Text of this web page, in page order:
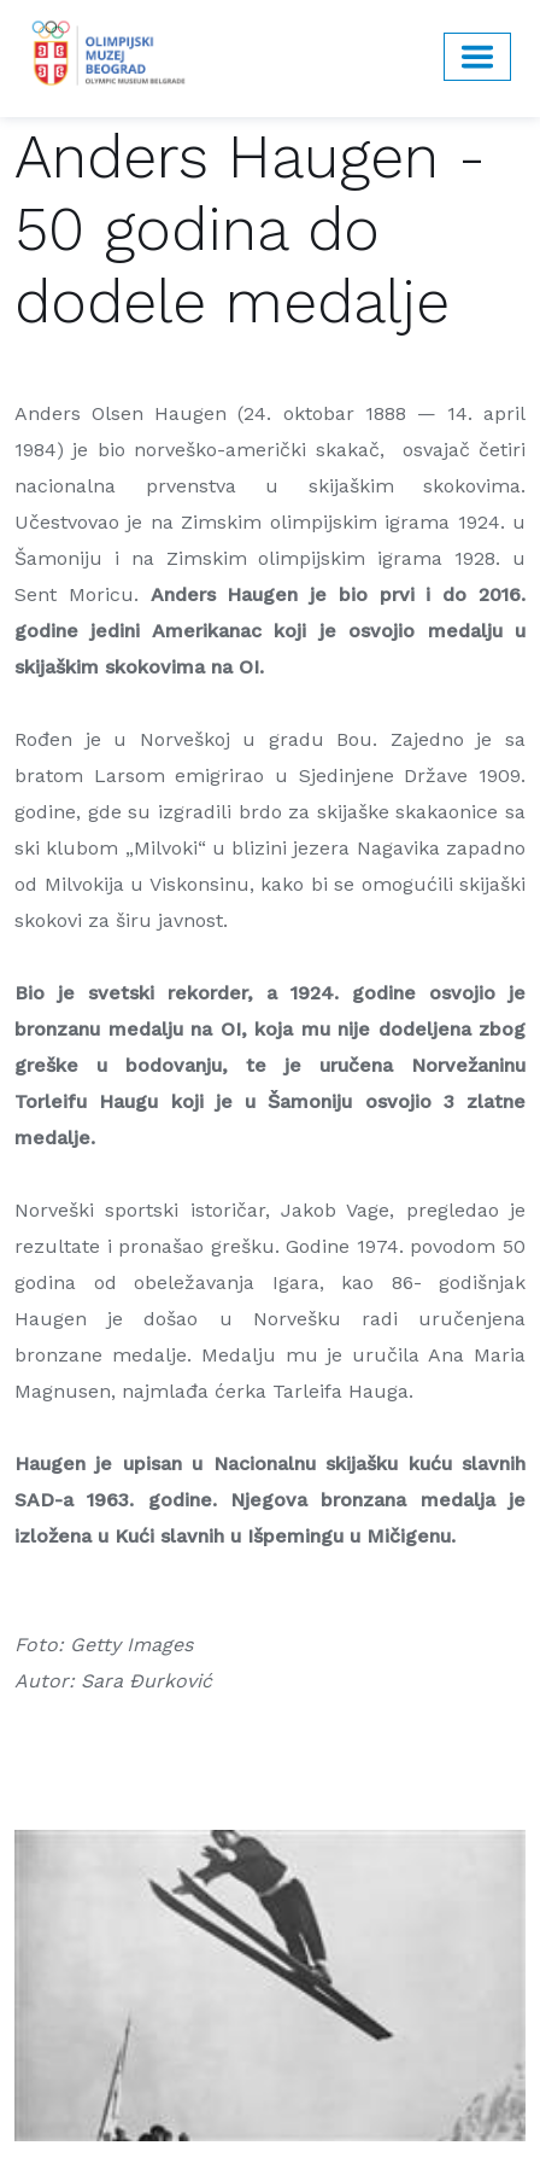
Anders Haugen -
50 godina do
dodele medalje
Anders Olsen Haugen (24. oktobar 1888 — 14. april
1984) je bio norveško-američki skakač, osvajač četiri
nacionalna prvenstva u skijaškim skokovima.
Učestvovao je na Zimskim olimpijskim igrama 1924. u
Šamoniju i na Zimskim olimpijskim igrama 1928. u
Sent Moricu. Anders Haugen je bio prvi i do 2016.
godine jedini Amerikanac koji je osvojio medalju u
skijaškim skokovima na OI.
Rođen je u Norveškoj u gradu Bou. Zajedno je sa
bratom Larsom emigrirao u Sjedinjene Države 1909.
godine, gde su izgradili brdo za skijaške skakaonice sa
ski klubom „Milvoki“ u blizini jezera Nagavika zapadno
od Milvokija u Viskonsinu, kako bi se omogućili skijaški
skokovi za širu javnost.
Bio je svetski rekorder, a 1924. godine osvojio je
bronzanu medalju na OI, koja mu nije dodeljena zbog
greške u bodovanju, te je uručena Norvežaninu
Torleifu Haugu koji je u Šamoniju osvojio 3 zlatne
medalje.
Norveški sportski istoričar, Jakob Vage, pregledao je
rezultate i pronašao grešku. Godine 1974. povodom 50
godina od obeležavanja Igara, kao 86- godišnjak
Haugen je došao u Norvešku radi uručenjena
bronzane medalje. Medalju mu je uručila Ana Maria
Magnusen, najmlađa ćerka Tarleifa Hauga.
Haugen je upisan u Nacionalnu skijašku kuću slavnih
SAD-a 1963. godine. Njegova bronzana medalja je
izložena u Kući slavnih u Išpemingu u Mičigenu.
Foto: Getty Images
Autor: Sara Đurković